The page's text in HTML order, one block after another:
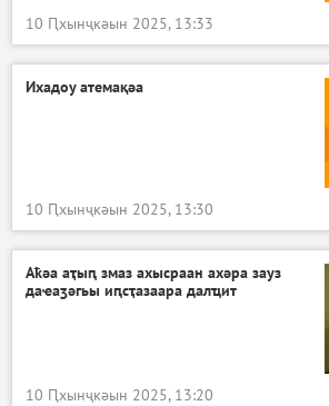
10 Ԥхынҷкәын 2025, 13:33
Ихадоу атемақәа
10 Ԥхынҷкәын 2025, 13:30
Аҟәа аҭыԥ змаз ахысраан ахәра зауз
даҽаӡәгьы иԥсҭазаара далҵит
10 Ԥхынҷкәын 2025, 13:20